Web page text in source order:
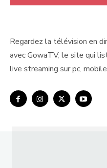
Regardez la télévision en
avec GowaTV, le site qui
live streaming sur pc,